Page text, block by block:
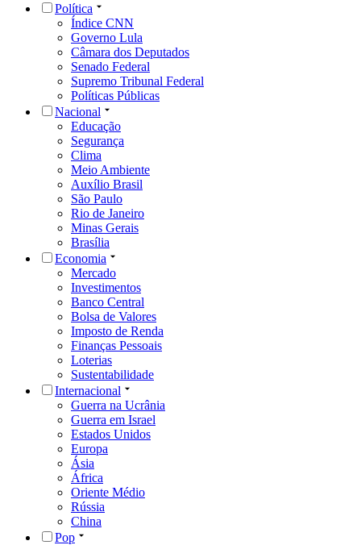
Política
Índice CNN
Governo Lula
Câmara dos Deputados
Senado Federal
Supremo Tribunal Federal
Políticas Públicas
Nacional
Educação
Segurança
Clima
Meio Ambiente
Auxílio Brasil
São Paulo
Rio de Janeiro
Minas Gerais
Brasília
Economia
Mercado
Investimentos
Banco Central
Bolsa de Valores
Imposto de Renda
Finanças Pessoais
Loterias
Sustentabilidade
Internacional
Guerra na Ucrânia
Guerra em Israel
Estados Unidos
Europa
Ásia
África
Oriente Médio
Rússia
China
Pop